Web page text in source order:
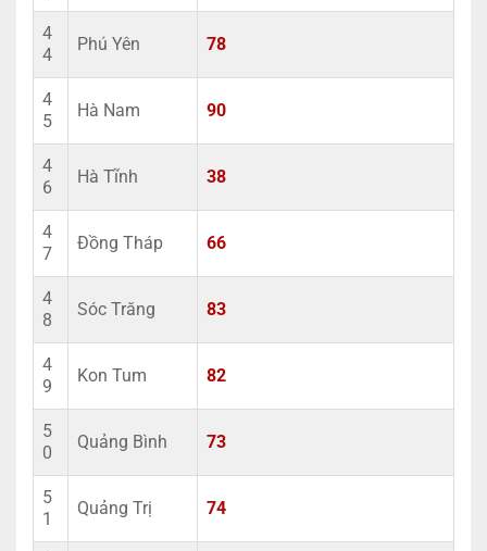
4
4
Phú Yên 78
4
5
Hà Nam 90
4
6
Hà Tĩnh 38
4
7
Đồng Tháp 66
4
8
Sóc Trăng 83
4
9
Kon Tum 82
5
0
Quảng Bình 73
5
1
Quảng Trị 74